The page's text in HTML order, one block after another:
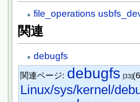
file_operations
関連
debugfs
関連ページ: debugfs [33]
Linux/sys/kernel/